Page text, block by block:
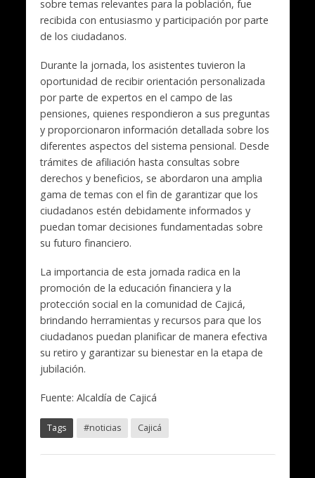
sobre temas relevantes para la población, fue
recibida con entusiasmo y participación por parte
de los ciudadanos.
Durante la jornada, los asistentes tuvieron la
oportunidad de recibir orientación personalizada
por parte de expertos en el campo de las
pensiones, quienes respondieron a sus preguntas
y proporcionaron información detallada sobre los
diferentes aspectos del sistema pensional. Desde
trámites de afiliación hasta consultas sobre
derechos y beneficios, se abordaron una amplia
gama de temas con el fin de garantizar que los
ciudadanos estén debidamente informados y
puedan tomar decisiones fundamentadas sobre
su futuro financiero.
La importancia de esta jornada radica en la
promoción de la educación financiera y la
protección social en la comunidad de Cajicá,
brindando herramientas y recursos para que los
ciudadanos puedan planificar de manera efectiva
su retiro y garantizar su bienestar en la etapa de
jubilación.
Fuente: Alcaldía de Cajicá
Tags #noticias Cajicá